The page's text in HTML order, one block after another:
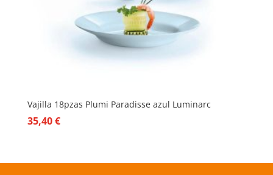
Vajilla 18pzas Plumi Paradisse azul Luminarc
35,40€